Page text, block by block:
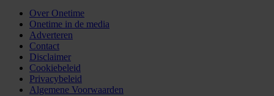
Over Onetime
Onetime in de media
Adverteren
Contact
Disclaimer
Cookiebeleid
Privacybeleid
Algemene Voorwaarden